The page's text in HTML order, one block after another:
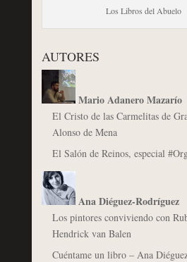
Los Libros del Abuelo
AUTORES
Mario Adanero Mazarío
El Cristo de las Carmelitas de
Alonso de Mena
El Salón de Reinos, especial
Ana Diéguez-Rodríguez
Los pintores conviviendo con
Hendrick van Balen
Cuéntame un libro – Ana